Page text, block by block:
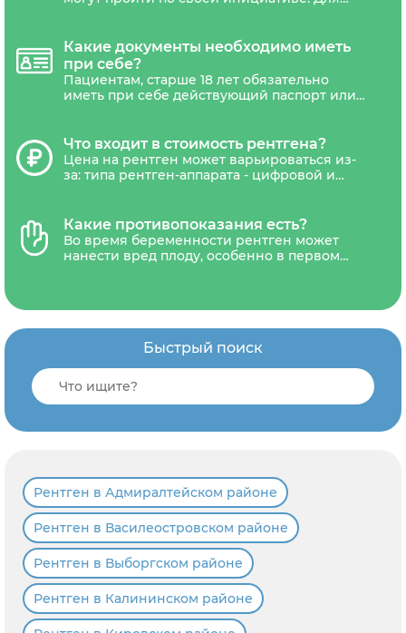
назначение с печатью и подписью
лечащего врача.
Какие документы необходимо иметь
при себе?
Пациентам, старше 18 лет обязательно
иметь при себе действующий паспорт или
должны сопровождаться уполномоченным
представителем(один из родителей или
законный представитель ребенка).
Что входит в стоимость рентгена?
Цена на рентген может варьироваться из-
за: типа рентген-аппарата - цифровой и
диагностика, письменное заключение
рентгенолога и запись результатов на CD-
диск или рентгенологическую пленку и
отправка снимка на электронную почту.
Какие противопоказания есть?
Во время беременности рентген может
нанести вред плоду, особенно в первом
Быстрый поиск
Рентген в Адмиралтейском районе
Рентген в Василеостровском районе
Рентген в Выборгском районе
Рентген в Калининском районе